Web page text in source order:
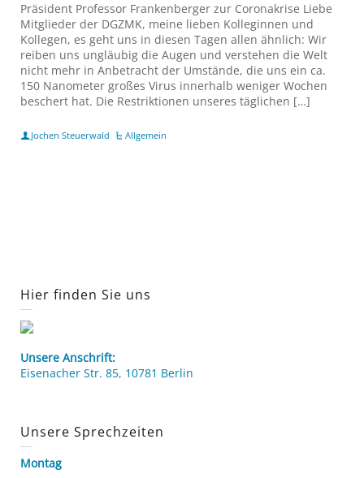
Präsident Professor Frankenberger zur Coronakrise Liebe
Mitglieder der DGZMK, meine lieben Kolleginnen und
Kollegen, es geht uns in diesen Tagen allen ähnlich: Wir
reiben uns ungläubig die Augen und verstehen die Welt
nicht mehr in Anbetracht der Umstände, die uns ein ca.
150 Nanometer großes Virus innerhalb weniger Wochen
beschert hat. Die Restriktionen unseres täglichen […]
Jochen Steuerwald Allgemein
Hier finden Sie uns
Unsere Anschrift:
Eisenacher Str. 85, 10781 Berlin
Unsere Sprechzeiten
Montag